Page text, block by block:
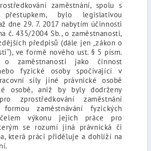
zaměstnání, spolu s
přestupkem, bylo legislativou
dne 29. 7. 2017 nabytím účinnosti
č. 435/2004 Sb., o zaměstnanosti,
předpisů (dále jen „zákon o
ve formě nového ust. § 5 písm.
zaměstnanosti jako činnost
fyzické osoby spočívající v
síly jiné právnické osobě
osobě, aniž by byly dodrženy
zprostředkování zaměstnání
formou zaměstnávání fyzických
výkonu jejich práce pro
se rozumí jiná právnická či
která práci přiděluje a dohlíží na